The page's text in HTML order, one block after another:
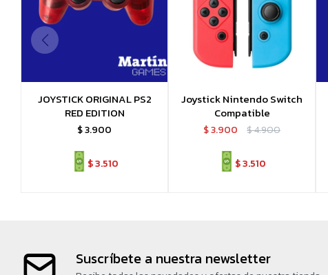
JOYSTICK ORIGINAL PS2
RED EDITION
$3.900
$3.510
Joystick Nintendo Switch
Compatible
$3.900 $4.900
$3.510
Suscríbete a nuestra newsletter